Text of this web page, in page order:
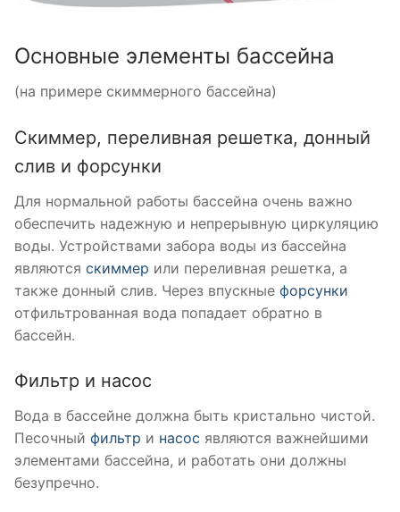
Основные элементы бассейна
(на примере скиммерного бассейна)
Скиммер, переливная решетка, донный
слив и форсунки
Для нормальной работы бассейна очень важно
обеспечить надежную и непрерывную циркуляцию
воды. Устройствами забора воды из бассейна
являются скиммер или переливная решетка, а
также донный слив. Через впускные форсунки
отфильтрованная вода попадает обратно в
бассейн.
Фильтр и насос
Вода в бассейне должна быть кристально чистой.
Песочный фильтр и насос являются важнейшими
элементами бассейна, и работать они должны
безупречно.